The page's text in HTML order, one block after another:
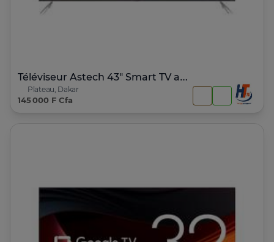
Téléviseur Astech 43" Smart TV avec Google TV intégrée
Plateau, Dakar
145 000 F Cfa